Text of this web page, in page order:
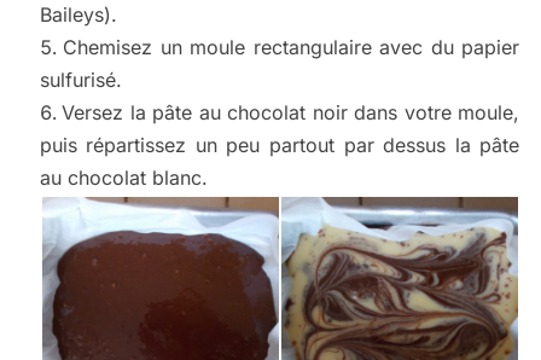
Baileys).
Chemisez un moule rectangulaire avec du papier
sulfurisé.
Versez la pâte au chocolat noir dans votre moule,
puis répartissez un peu partout par dessus la pâte
au chocolat blanc.